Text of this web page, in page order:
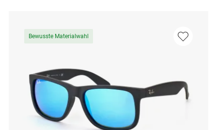
Bewusste Materialwahl